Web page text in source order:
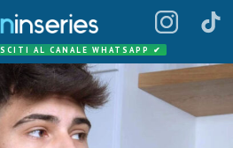
AL CANALE WHATSAPP ✔